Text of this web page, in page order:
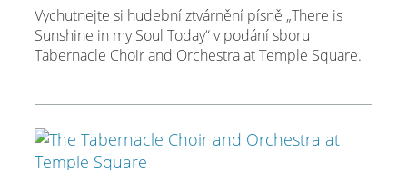
Vychutnejte si hudební ztvárnění písně „There is
Sunshine in my Soul Today“ v podání sboru
Tabernacle Choir and Orchestra at Temple Square.